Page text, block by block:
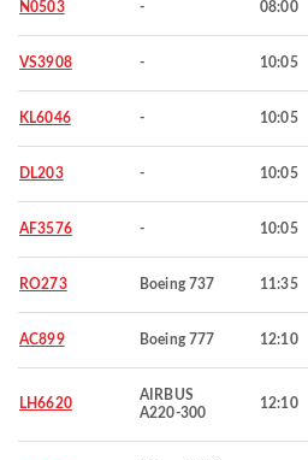
N0503 - 08:00
VS3908 - 10:05
KL6046 - 10:05
DL203 - 10:05
AF3576 - 10:05
RO273 Boeing 737 11:35
AC899 Boeing 777 12:10
LH6620
AIRBUS
A220-300
12:10